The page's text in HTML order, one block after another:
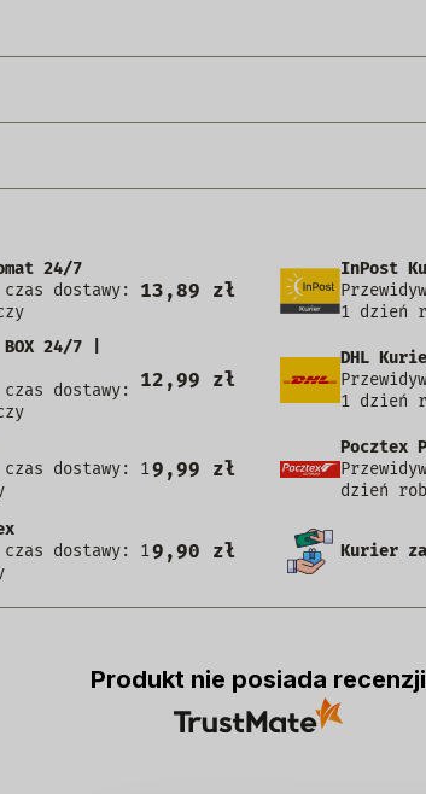
24/7
czas dostawy:
13,89 zł
InPost
1 dzień
24/7 |
czas dostawy:
12,99 zł
DHL
1 dzień
czas dostawy: 19,99 zł
Pocztex
dzień
czas dostawy: 19,90 zł Kurier
Produkt nie posiada recenzji